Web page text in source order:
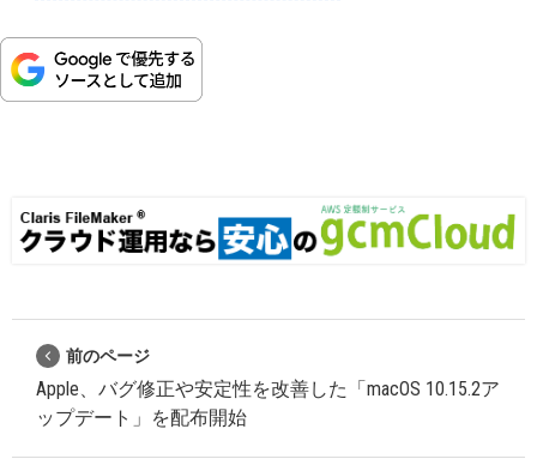
前のページ
Apple、バグ修正や安定性を改善した「macOS 10.15.2ア
ップデート」を配布開始